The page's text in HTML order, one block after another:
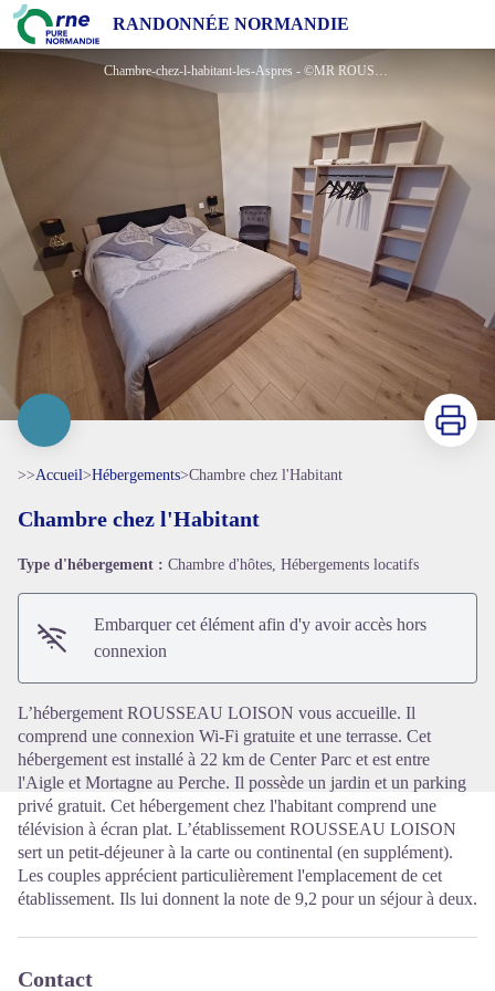
RANDONNÉE NORMANDIE
Chambre chez l'Habitant
Chambre-chez-l-habitant-les-Aspres - ©MR ROUSSEAU
Voir l'image en plein écran
Imprimer
>>Accueil>Hébergements>Chambre chez l'Habitant
Chambre chez l'Habitant
Type d'hébergement : Chambre d'hôtes, Hébergements locatifs
Embarquer cet élément afin d'y avoir accès hors
connexion
L’hébergement ROUSSEAU LOISON vous accueille. Il
comprend une connexion Wi-Fi gratuite et une terrasse. Cet
hébergement est installé à 22 km de Center Parc et est entre
l'Aigle et Mortagne au Perche. Il possède un jardin et un parking
privé gratuit. Cet hébergement chez l'habitant comprend une
télévision à écran plat. L’établissement ROUSSEAU LOISON
sert un petit-déjeuner à la carte ou continental (en supplément).
Les couples apprécient particulièrement l'emplacement de cet
établissement. Ils lui donnent la note de 9,2 pour un séjour à deux.
Contact